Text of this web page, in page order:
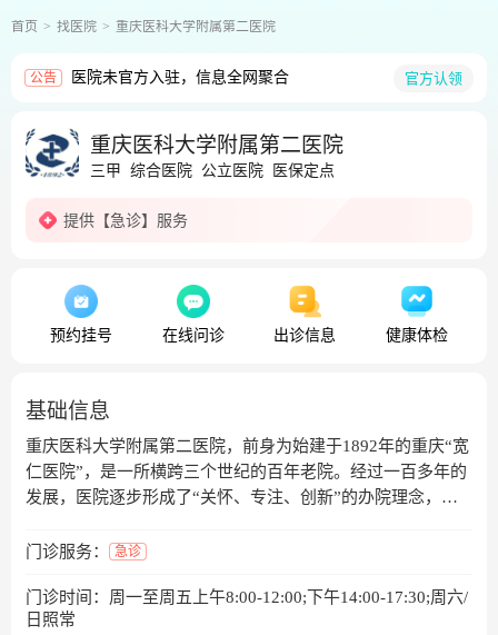
首页 找医院 重庆医科大学附属第二医院
公告 医院未官方入驻，信息全网聚合 官方认领
重庆医科大学附属第二医院
三甲 综合医院 公立医院 医保定点
提供 【急诊】 服务
预约挂号 在线问诊 出诊信息 健康体检
基础信息
重庆医科大学附属第二医院，前身为始建于1892年的重庆“宽
仁医院”，是一所横跨三个世纪的百年老院。经过一百多年的
发展，医院逐步形成了“关怀、专注、创新”的办院理念，是
院。医院现有2个院区（渝中院区和江南院区），编制床位
区坐落于重庆CBD中心——解放碑，占地14.5亩。为“宽仁医
院”原址，发展至今已有130年。2018年7月，江南院区正式运
门诊服务： 急诊
门诊时间：周一至周五上午8:00-12:00;下午14:00-17:30;周六/
日照常